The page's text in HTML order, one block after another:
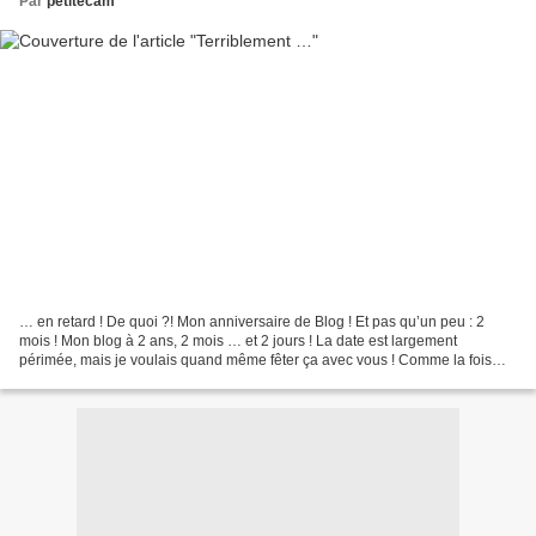
… en retard ! De quoi ?! Mon anniversaire de Blog ! Et pas qu’un peu : 2
mois ! Mon blog à 2 ans, 2 mois … et 2 jours ! La date est largement
périmée, mais je voulais quand même fêter ça avec vous ! Comme la fois